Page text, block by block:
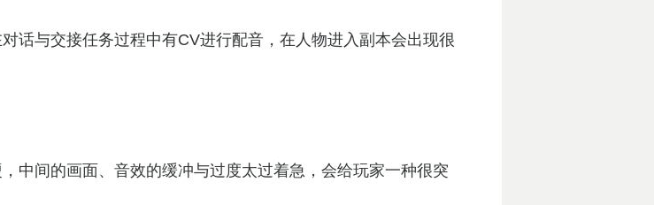
话与交接任务过程中有CV进行配音，在人物进入副本会出现很
中间的画面、音效的缓冲与过度太过着急，会给玩家一种很突